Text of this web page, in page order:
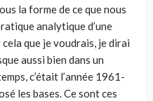
la forme de ce que nous
analytique d’une
que je voudrais, je dirai
aussi bien dans un
c’était l’année 1961-
les bases. Ce sont ces